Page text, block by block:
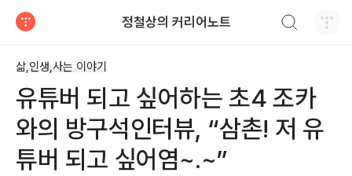
정철상의 커리어노트
삶,인생,사는 이야기
유튜버 되고 싶어하는 초4 조카
와의 방구석인터뷰, “삼촌! 저 유
튜버 되고 싶어염~.~”